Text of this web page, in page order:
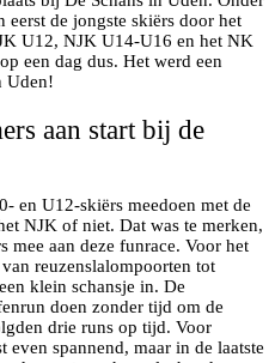
eerst de jongste skiërs door het
U12, NJK U14-U16 en het NK
een dag dus. Het werd een
Uden!
aan start bij de
en U12-skiërs meedoen met de
NJK of niet. Dat was te merken,
mee aan deze funrace. Voor het
reuzenslalompoorten tot
klein schansje in. De
doen zonder tijd om de
drie runs op tijd. Voor
even spannend, maar in de laatste